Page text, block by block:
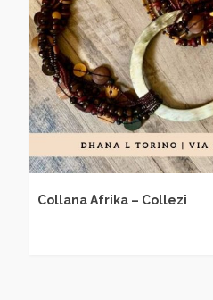
Collana Afrika – Collezi